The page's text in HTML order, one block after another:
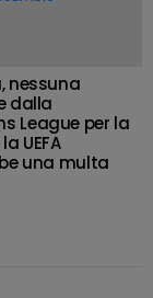
nessuna
dalla
League per la
UEFA
una multa